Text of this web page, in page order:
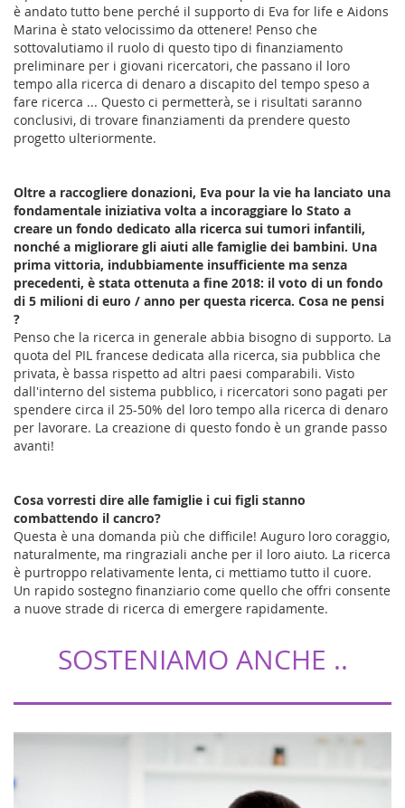
è andato tutto bene perché il supporto di Eva for life e Aidons
Marina è stato velocissimo da ottenere! Penso che
sottovalutiamo il ruolo di questo tipo di finanziamento
preliminare per i giovani ricercatori, che passano il loro
tempo alla ricerca di denaro a discapito del tempo speso a
fare ricerca ... Questo ci permetterà, se i risultati saranno
conclusivi, di trovare finanziamenti da prendere questo
progetto ulteriormente.
Oltre a raccogliere donazioni, Eva pour la vie ha lanciato una
fondamentale iniziativa volta a incoraggiare lo Stato a
creare un fondo dedicato alla ricerca sui tumori infantili,
nonché a migliorare gli aiuti alle famiglie dei bambini. Una
prima vittoria, indubbiamente insufficiente ma senza
precedenti, è stata ottenuta a fine 2018: il voto di un fondo
di 5 milioni di euro / anno per questa ricerca. Cosa ne pensi
?
Penso che la ricerca in generale abbia bisogno di supporto. La
quota del PIL francese dedicata alla ricerca, sia pubblica che
privata, è bassa rispetto ad altri paesi comparabili. Visto
dall'interno del sistema pubblico, i ricercatori sono pagati per
spendere circa il 25-50% del loro tempo alla ricerca di denaro
per lavorare. La creazione di questo fondo è un grande passo
avanti!
Cosa vorresti dire alle famiglie i cui figli stanno
combattendo il cancro?
Questa è una domanda più che difficile! Auguro loro coraggio,
naturalmente, ma ringraziali anche per il loro aiuto. La ricerca
è purtroppo relativamente lenta, ci mettiamo tutto il cuore.
Un rapido sostegno finanziario come quello che offri consente
a nuove strade di ricerca di emergere rapidamente.
SOSTENIAMO ANCHE ..